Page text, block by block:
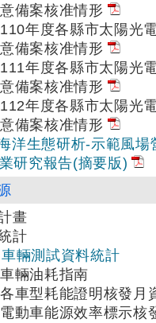
意備案核准情形
110年度各縣市太陽光
意備案核准情形
111年度各縣市太陽光
意備案核准情形
112年度各縣市太陽光
意備案核准情形
洋生態研析-示範風場
研究報告(摘要版)
畫
計
輛測試資料統計
車輛油耗指南
各車型耗能證明核發月
電動車能源效率標示核